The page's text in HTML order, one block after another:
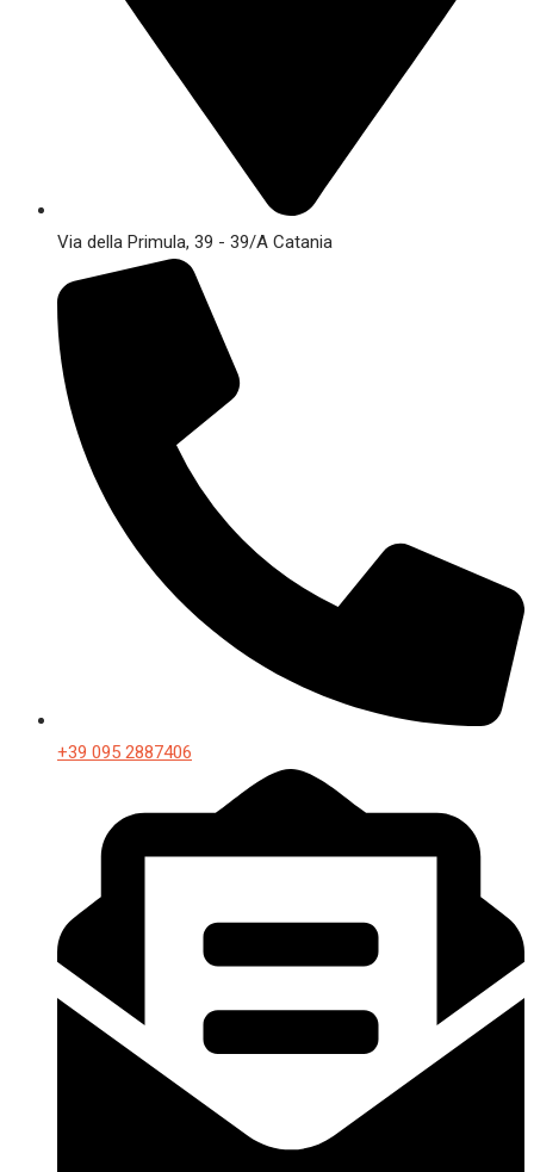
Via della Primula, 39 - 39/A Catania
+39 095 2887406